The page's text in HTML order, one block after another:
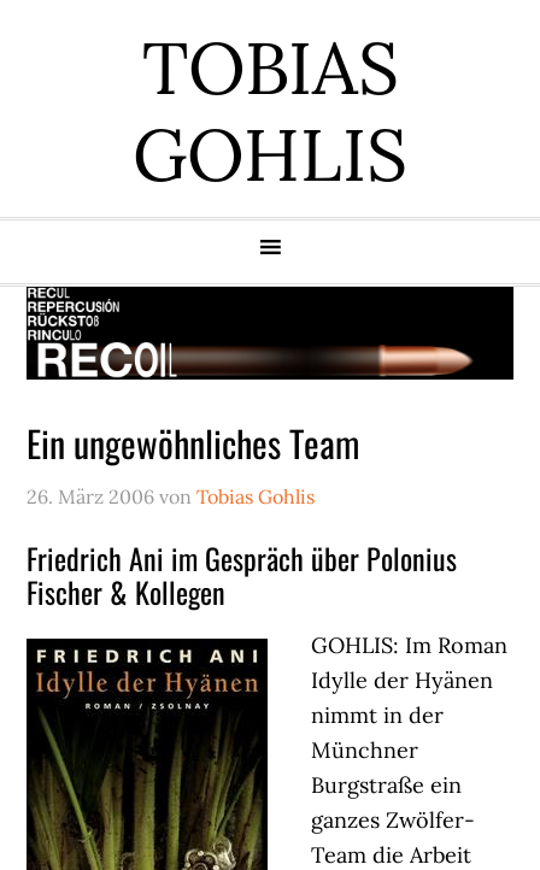
TOBIAS
GOHLIS
Ein ungewöhnliches Team
26. März 2006 vonTobias Gohlis
Friedrich Ani im Gespräch über Polonius
Fischer & Kollegen
GOHLIS: Im Roman
Idylle der Hyänen
nimmt in der
Münchner
Burgstraße ein
ganzes Zwölfer-
Team die Arbeit